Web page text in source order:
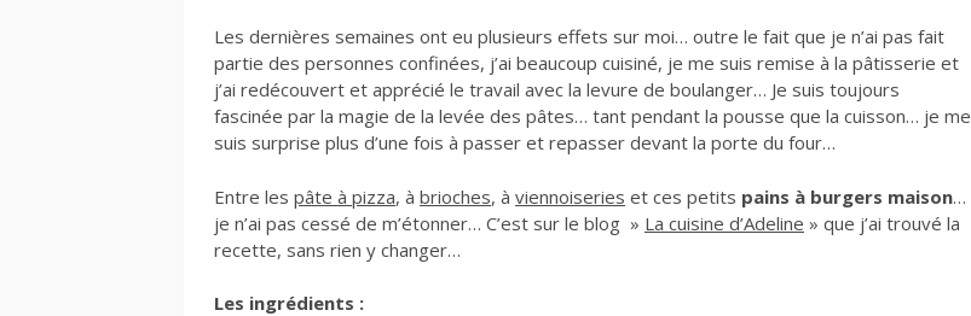
Les dernières semaines ont eu plusieurs effets sur moi… outre le fait que je n’ai pas fait
partie des personnes confinées, j’ai beaucoup cuisiné, je me suis remise à la pâtisserie et
j’ai redécouvert et apprécié le travail avec la levure de boulanger… Je suis toujours
fascinée par la magie de la levée des pâtes… tant pendant la pousse que la cuisson… je me
suis surprise plus d’une fois à passer et repasser devant la porte du four…
Entre les pâte à pizza, à brioches, à viennoiseries et ces petits pains à burgers maison…
je n’ai pas cessé de m’étonner… C’est sur le blog » La cuisine d’Adeline » que j’ai trouvé la
recette, sans rien y changer…
Les ingrédients :